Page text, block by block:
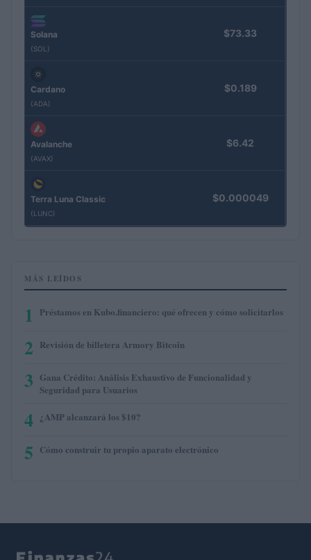
Solana
(SOL)
$73.33
Cardano
(ADA)
$0.189
Avalanche
(AVAX)
$6.42
Terra Luna Classic
(LUNC)
$0.000049
MÁS LEÍDOS
1 Préstamos en Kubo.financiero: qué ofrecen y cómo solicitarlos
2 Revisión de billetera Armory Bitcoin
3 Gana Crédito: Análisis Exhaustivo de Funcionalidad y
Seguridad para Usuarios
4 ¿AMP alcanzará los $10?
5 Cómo construir tu propio aparato electrónico